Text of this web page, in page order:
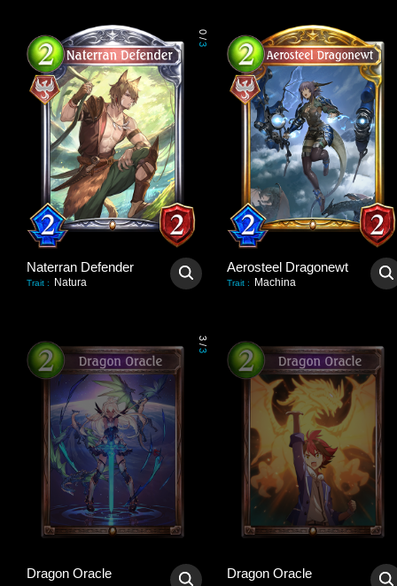
0
/
3
Naterran Defender
Trait : Natura
Aerosteel Dragonewt
Trait : Machina
3
/
3
Dragon Oracle Dragon Oracle